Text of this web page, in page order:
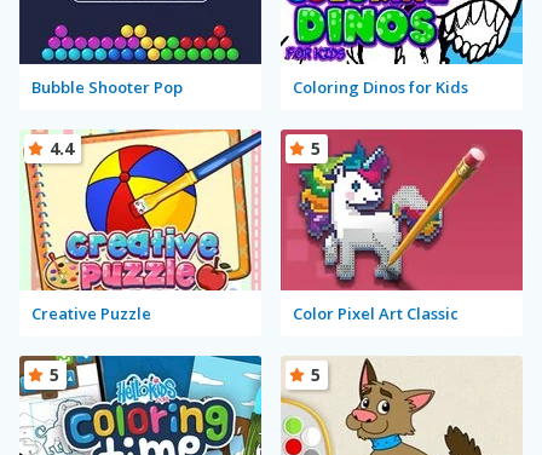
Bubble Shooter Pop Coloring Dinos for Kids
Creative Puzzle
4.4
Color Pixel Art Classic
5
5 5